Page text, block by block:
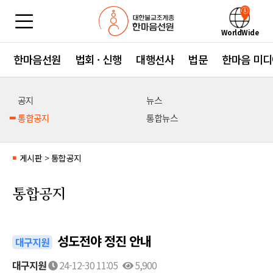
WorldWide
한마음선원 법회 · 신행 대행선사 법문 한마음 미
공지
뉴스
통합공지
통합뉴스
■ 게시판 > 통합공지
통합공지
대구지원 성도전야 정진 안내
대구지원 24-12-30 11:05 5,900